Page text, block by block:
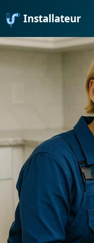
Installateur